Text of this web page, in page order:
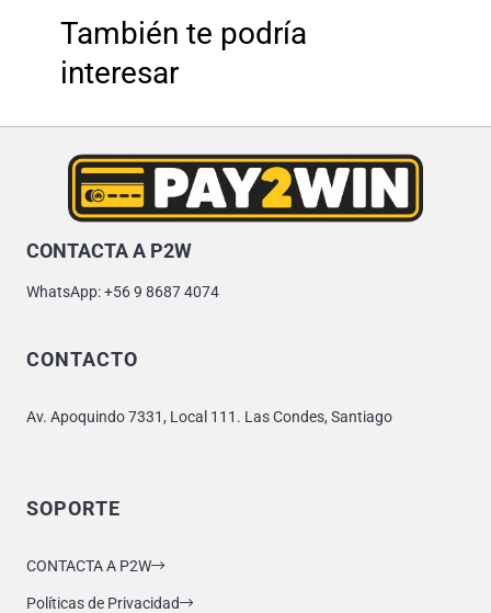
También te podría
interesar
CONTACTA A P2W
WhatsApp: +56 9 8687 4074
CONTACTO
Av. Apoquindo 7331, Local 111. Las Condes, Santiago
SOPORTE
CONTACTA A P2W
Políticas de Privacidad